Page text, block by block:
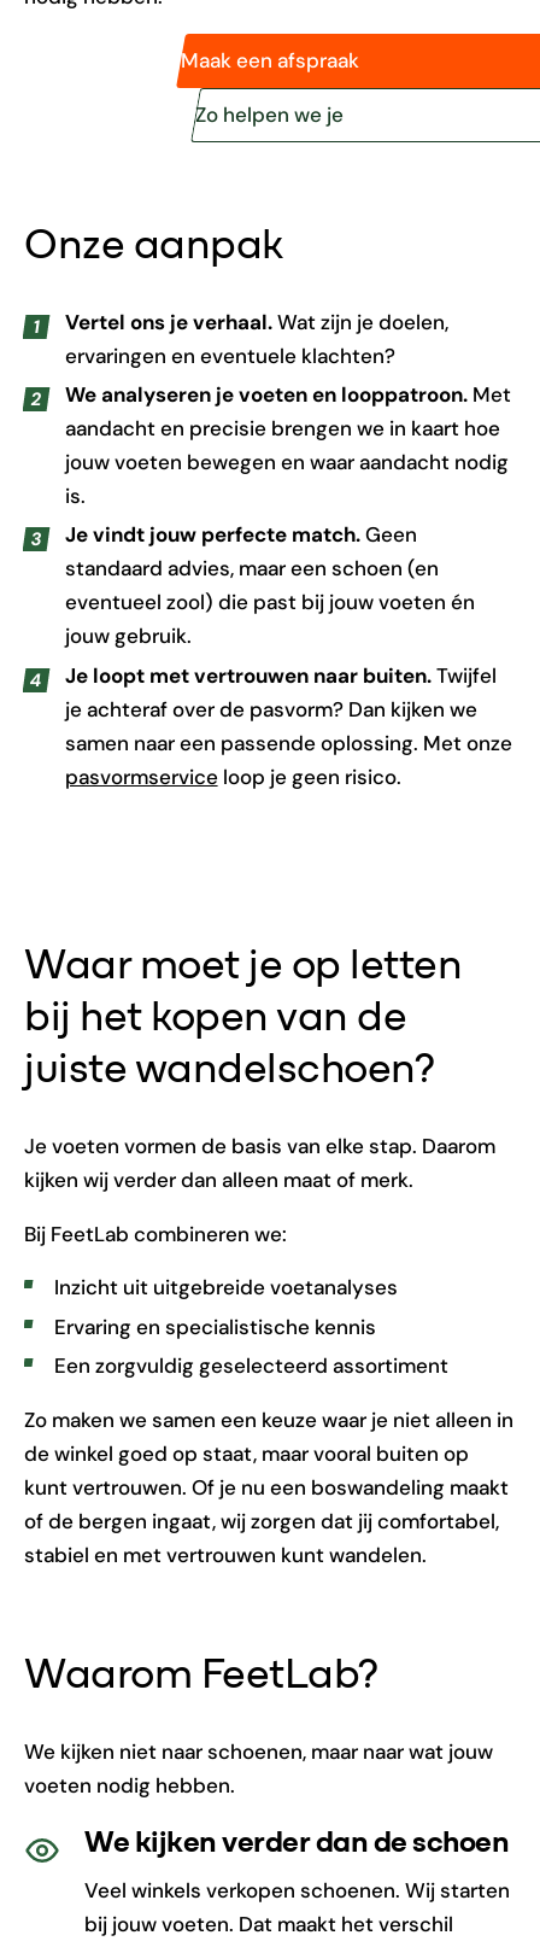
Maak een afspraak
Zo helpen we je
Onze aanpak
Vertel ons je verhaal.Wat zijn je doelen,
ervaringen en eventuele klachten?
We analyseren je voeten en looppatroon.Met
aandacht en precisie brengen we in kaart hoe
jouw voeten bewegen en waar aandacht nodig
is.
Je vindt jouw perfecte match.Geen
standaard advies, maar een schoen (en
eventueel zool) die past bij jouw voeten én
jouw gebruik.
Je loopt met vertrouwen naar buiten.Twijfel
je achteraf over de pasvorm? Dan kijken we
samen naar een passende oplossing. Met onze
pasvormserviceloop je geen risico.
Waar moet je op letten
bij het kopen van de
juiste wandelschoen?
Je voeten vormen de basis van elke stap. Daarom
kijken wij verder dan alleen maat of merk.
Bij FeetLab combineren we:
Inzicht uit uitgebreide voetanalyses
Ervaring en specialistische kennis
Een zorgvuldig geselecteerd assortiment
Zo maken we samen een keuze waar je niet alleen in
de winkel goed op staat, maar vooral buiten op
kunt vertrouwen. Of je nu een boswandeling maakt
of de bergen ingaat, wij zorgen dat jij comfortabel,
stabiel en met vertrouwen kunt wandelen.
Waarom FeetLab?
We kijken niet naar schoenen, maar naar wat jouw
voeten nodig hebben.
We kijken verder dan de schoen
Veel winkels verkopen schoenen. Wij starten
bij jouw voeten. Dat maakt het verschil